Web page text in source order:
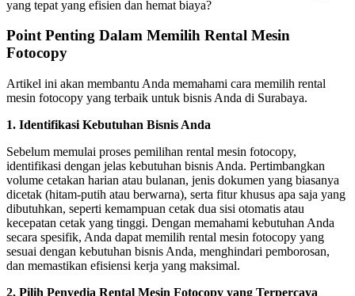
yang tepat yang efisien dan hemat biaya?
Point Penting Dalam Memilih Rental Mesin
Fotocopy
Artikel ini akan membantu Anda memahami cara memilih rental
mesin fotocopy yang terbaik untuk bisnis Anda di Surabaya.
1. Identifikasi Kebutuhan Bisnis Anda
Sebelum memulai proses pemilihan rental mesin fotocopy,
identifikasi dengan jelas kebutuhan bisnis Anda. Pertimbangkan
volume cetakan harian atau bulanan, jenis dokumen yang biasanya
dicetak (hitam-putih atau berwarna), serta fitur khusus apa saja yang
dibutuhkan, seperti kemampuan cetak dua sisi otomatis atau
kecepatan cetak yang tinggi. Dengan memahami kebutuhan Anda
secara spesifik, Anda dapat memilih rental mesin fotocopy yang
sesuai dengan kebutuhan bisnis Anda, menghindari pemborosan,
dan memastikan efisiensi kerja yang maksimal.
2. Pilih Penyedia Rental Mesin Fotocopy yang Terpercaya